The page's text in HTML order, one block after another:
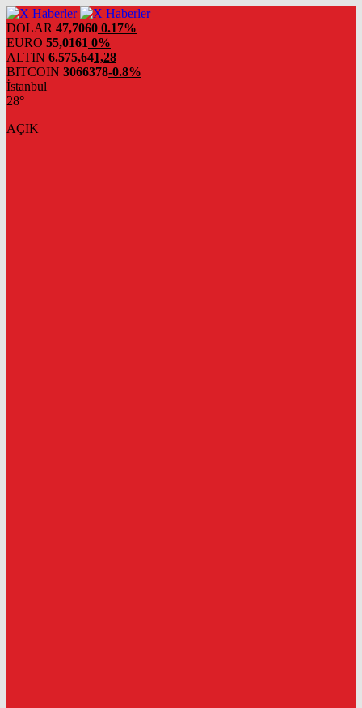
DOLAR 47,7060 0.17%
EURO 55,0161 0%
ALTIN 6.575,641,28
BITCOIN 3066378-0.8%
İstanbul
28°
AÇIK